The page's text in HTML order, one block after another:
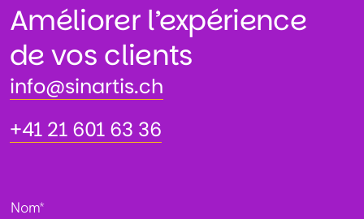
Améliorer l’expérience
de vos clients
info@sinartis.ch
info@sinartis.ch
+41 21 601 63 36
+41 21 601 63 36
Nom*